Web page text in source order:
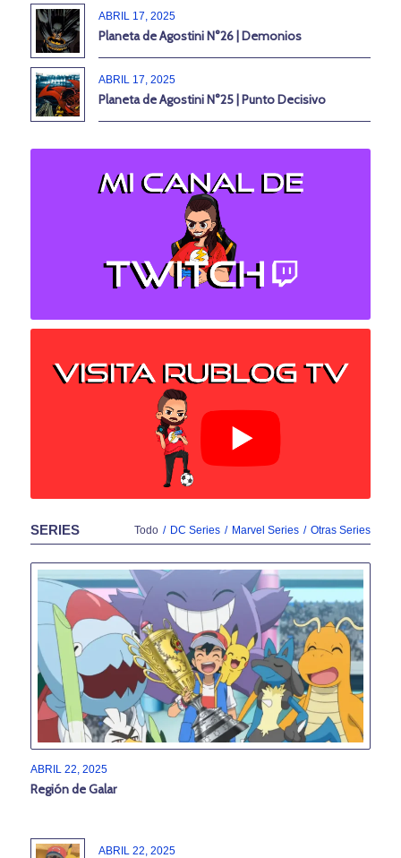
ABRIL 17, 2025
Planeta de Agostini N°26 | Demonios
ABRIL 17, 2025
Planeta de Agostini N°25 | Punto Decisivo
SERIES Todo / DC Series / Marvel Series / Otras Series
ABRIL 22, 2025
Región de Galar
ABRIL 22, 2025